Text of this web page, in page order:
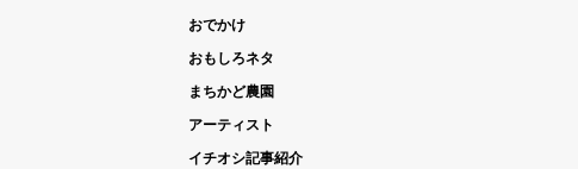
おでかけ
おもしろネタ
まちかど農園
アーティスト
イチオシ記事紹介